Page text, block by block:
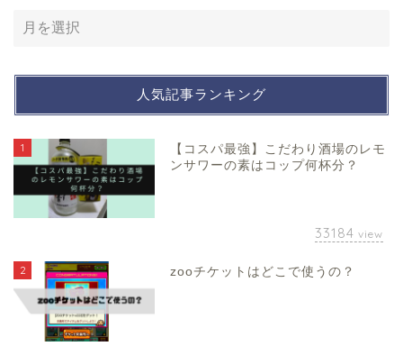
人気記事ランキング
1
【コスパ最強】こだわり酒場のレモ
ンサワーの素はコップ何杯分？
33184 view
2 zooチケットはどこで使うの？